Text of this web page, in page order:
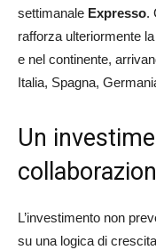
settimanale Expresso.
rafforza ulteriormente
e nel continente,
Italia, Spagna,
Un
L’investimento non
su una logica di